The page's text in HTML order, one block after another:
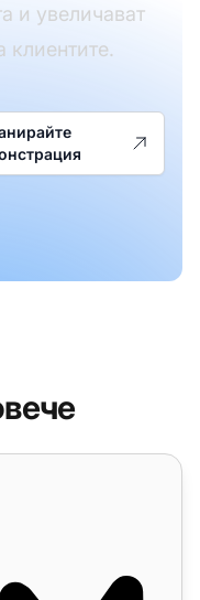
и увеличават
клиентите.
(CRM)